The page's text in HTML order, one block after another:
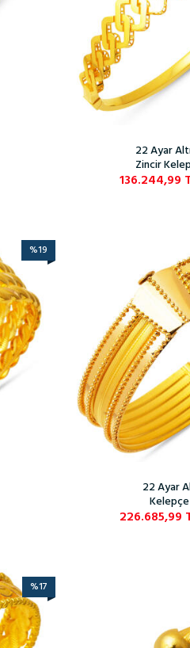
22 Ayar
Zincir
136.244,99
%19
22 Ayar
226.685,99
%17